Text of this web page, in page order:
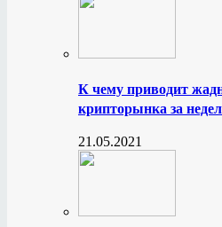
К чему приводит
крипторынка за
21.05.2021